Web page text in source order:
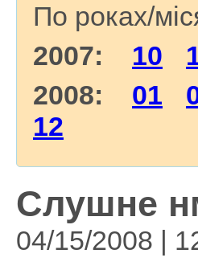
По роках/
2007: 10
2008: 01
12
Слушне
04/15/2008 |